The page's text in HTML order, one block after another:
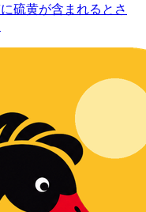
硫黄が含まれるとさ